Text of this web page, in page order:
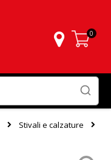
Carrello
0
Stivali e calzature